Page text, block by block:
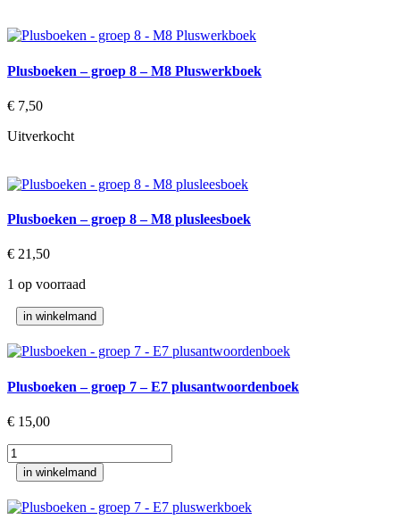
Plusboeken – groep 8 – M8 Pluswerkboek
€ 7,50
Uitverkocht
Plusboeken – groep 8 – M8 plusleesboek
€ 21,50
1 op voorraad
Plusboeken
groep
8
M8
aantal
in winkelmand
Plusboeken – groep 7 – E7 plusantwoordenboek
€ 15,00
Plusboeken
-
groep
7
-
in winkelmand